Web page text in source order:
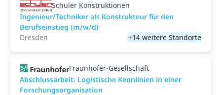
Schuler Konstruktionen
Ingenieur/Techniker als Konstrukteur für den
Berufseinstieg (m/w/d)
Dresden
+14 weitere Standorte
Fraunhofer-Gesellschaft
Abschlussarbeit: Logistische Kennlinien in einer
Forschungsorganisation